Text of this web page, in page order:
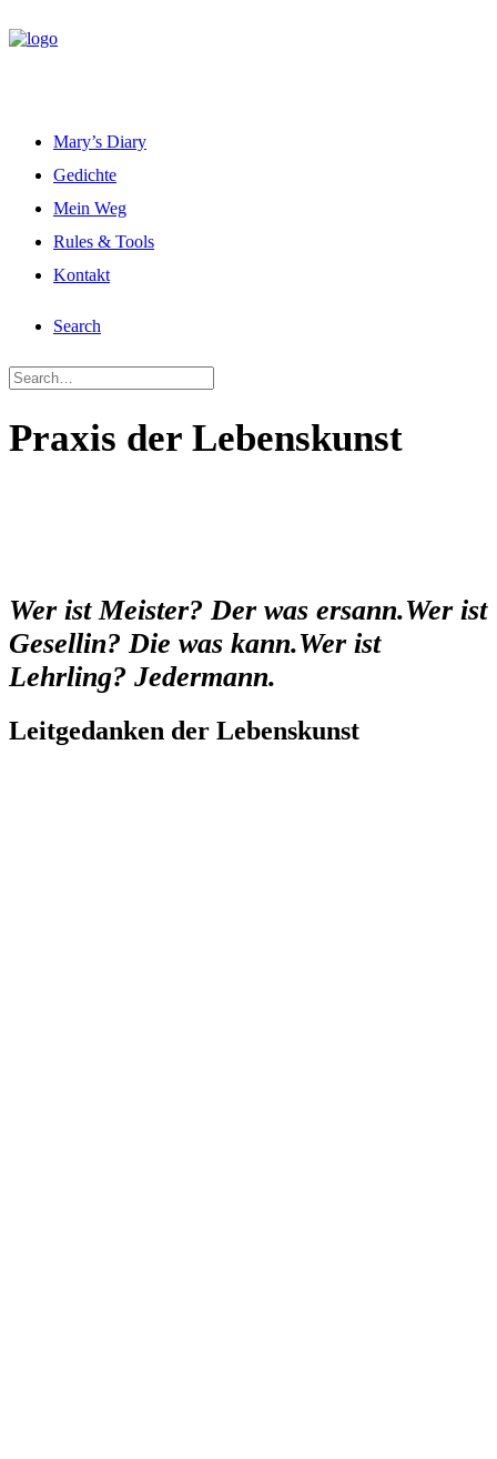
Mary’s Diary
Gedichte
Mein Weg
Rules & Tools
Kontakt
Search
Praxis der Lebenskunst
Wer ist Meister? Der was ersann.Wer ist
Gesellin? Die was kann.Wer ist
Lehrling? Jedermann.
Leitgedanken der Lebenskunst